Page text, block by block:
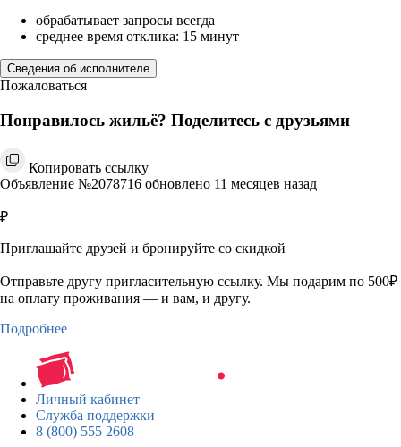
обрабатывает запросы всегда
среднее время отклика: 15 минут
Сведения об исполнителе
Пожаловаться
Понравилось жильё? Поделитесь с друзьями
Копировать ссылку
Объявление №2078716 обновлено 11 месяцев назад
₽
Приглашайте друзей и бронируйте со скидкой
Отправьте другу пригласительную ссылку. Мы подарим по 500₽
на оплату проживания — и вам, и другу.
Подробнее
Личный кабинет
Служба поддержки
8 (800) 555 2608